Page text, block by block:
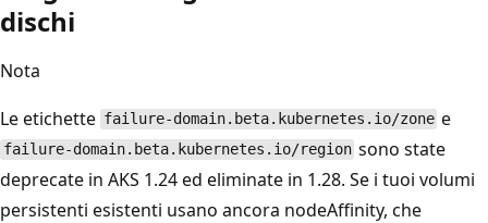
dischi
Nota
Le etichette failure-domain.beta.kubernetes.io/zone e
failure-domain.beta.kubernetes.io/region sono state
deprecate in AKS 1.24 ed eliminate in 1.28. Se i tuoi volumi
persistenti esistenti usano ancora nodeAffinity, che